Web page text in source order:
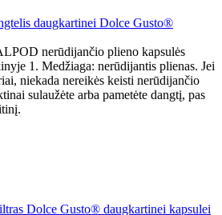
daugkartinei Dolce Gusto®
nerūdijančio plieno kapsulės
1. Medžiaga: nerūdijantis plienas. Jei
niekada nereikės keisti nerūdijančio
sulaužėte arba pametėte dangtį, pas